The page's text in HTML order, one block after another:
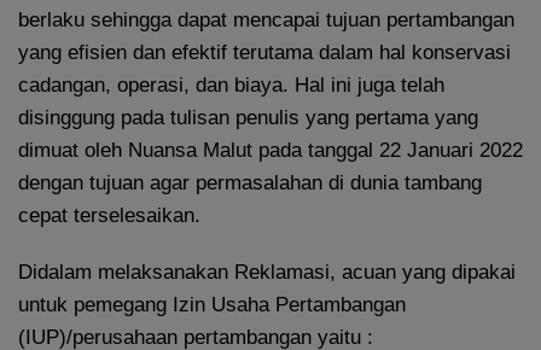
berlaku sehingga dapat mencapai tujuan pertambangan
yang efisien dan efektif terutama dalam hal konservasi
cadangan, operasi, dan biaya. Hal ini juga telah
disinggung pada tulisan penulis yang pertama yang
dimuat oleh Nuansa Malut pada tanggal 22 Januari 2022
dengan tujuan agar permasalahan di dunia tambang
cepat terselesaikan.
Didalam melaksanakan Reklamasi, acuan yang dipakai
untuk pemegang Izin Usaha Pertambangan
(IUP)/perusahaan pertambangan yaitu :